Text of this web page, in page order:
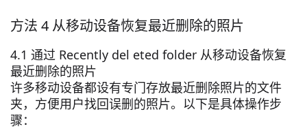
方法 4 从移动设备恢复最近删除的照片
4.1 通过 Recently del eted folder 从移动设备恢复
最近删除的照片
许多移动设备都设有专门存放最近删除照片的文件
夹，方便用户找回误删的照片。以下是具体操作步
骤：